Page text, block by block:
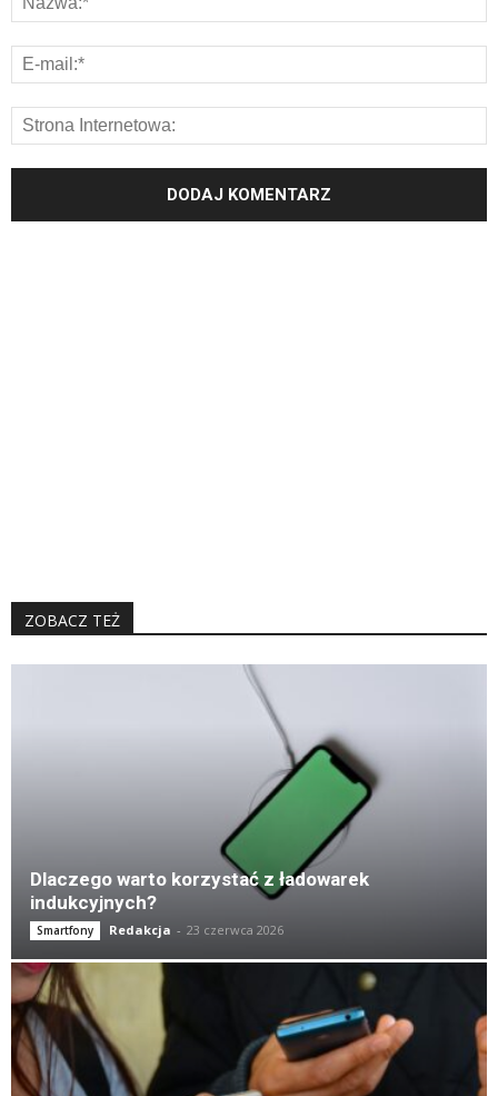
ZOBACZ TEŻ
Dlaczego warto korzystać z ładowarek
indukcyjnych?
Smartfony Redakcja - 23 czerwca 2026